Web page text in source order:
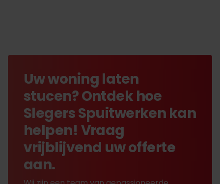
Uw woning laten
stucen? Ontdek hoe
Slegers Spuitwerken kan
helpen! Vraag
vrijblijvend uw offerte
aan.